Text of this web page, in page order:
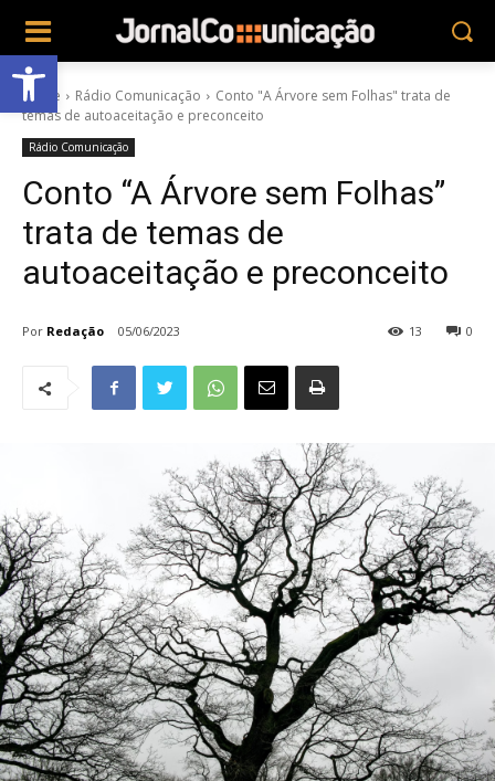
Abrir a barra de ferramentas
Home Rádio Comunicação
Conto "A Árvore sem Folhas" trata de
temas de autoaceitação e preconceito
Rádio Comunicação
Conto “A Árvore sem Folhas”
trata de temas de
autoaceitação e preconceito
Por Redação 05/06/2023 0
13